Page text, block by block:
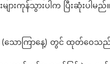
ားကုန်သွားပါက ပြီးဆုံးပါမည်။
(သောကြာနေ့) တွင် ထုတ်ဝေသ